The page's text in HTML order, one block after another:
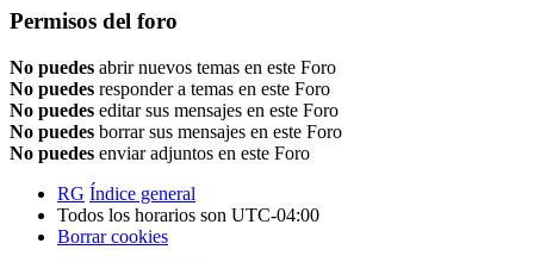
Permisos del foro
No puedes abrir nuevos temas en este Foro
No puedes responder a temas en este Foro
No puedes editar sus mensajes en este Foro
No puedes borrar sus mensajes en este Foro
No puedes enviar adjuntos en este Foro
RG Índice general
Todos los horarios son UTC-04:00
Borrar cookies